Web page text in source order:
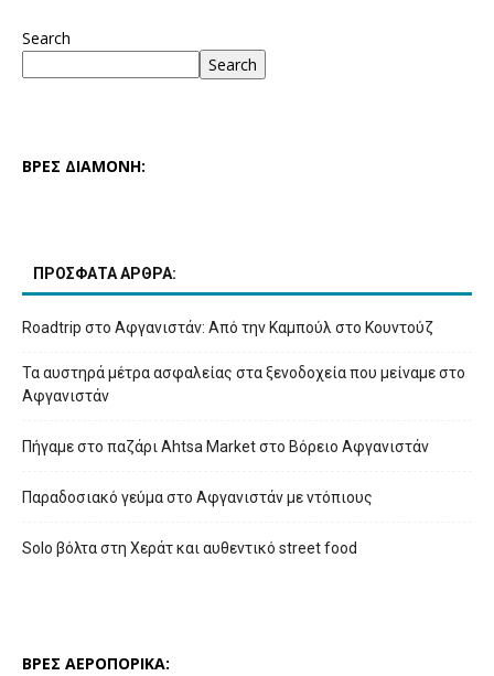
Search
Search
ΒΡΕΣ ΔΙΑΜΟΝΗ:
ΠΡΟΣΦΑΤΑ ΑΡΘΡΑ:
Roadtrip στο Αφγανιστάν: Από την Καμπούλ στο Κουντούζ
Τα αυστηρά μέτρα ασφαλείας στα ξενοδοχεία που μείναμε στο
Αφγανιστάν
Πήγαμε στο παζάρι Ahtsa Market στο Βόρειο Αφγανιστάν
Παραδοσιακό γεύμα στο Αφγανιστάν με ντόπιους
Solo βόλτα στη Χεράτ και αυθεντικό street food
ΒΡΕΣ ΑΕΡΟΠΟΡΙΚΑ: